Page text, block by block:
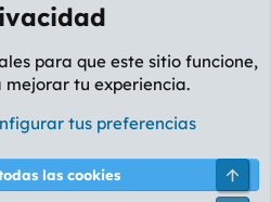
AMARILLO
Política de privacidad Ayuda
para que este sitio funcione,
mejorar tu experiencia.
tus preferencias
las cookies